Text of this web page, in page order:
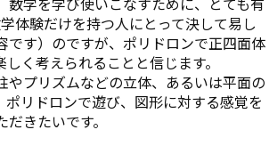
体験だけを持つ人にとって決して易し
す）のですが、ポリドロンで正四面体
く考えられることと信じます。
プリズムなどの立体、あるいは平面の
リドロンで遊び、図形に対する感覚を
きたいです。